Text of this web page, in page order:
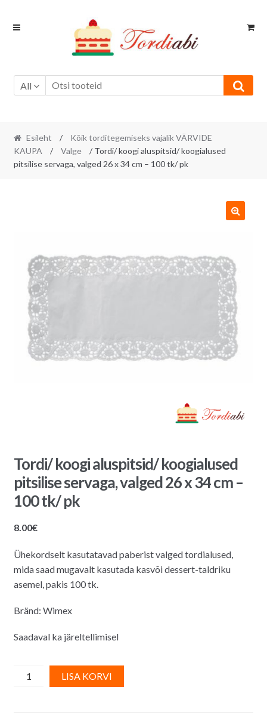
Skip
Skip
All
Esileht /
Kõik torditegemiseks vajalik VÄRVIDE
KAUPA
/ Valge
/ Tordi/ koogi aluspitsid/ koogialused
pitsilise servaga, valged 26 x 34 cm – 100 tk/ pk
Tordi/ koogi aluspitsid/ koogialused
pitsilise servaga, valged 26 x 34 cm –
100 tk/ pk
8.00€
Ühekordselt kasutatavad paberist valged tordialused,
mida saad mugavalt kasutada kasvõi dessert-taldriku
asemel, pakis 100 tk.
Bränd: Wimex
Saadaval ka järeltellimisel
Tordi/
LISA KORVI